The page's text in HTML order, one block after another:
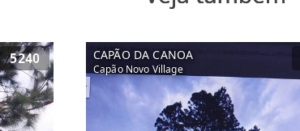
5240 CAPÃO DA CANOA
Capão Novo Village